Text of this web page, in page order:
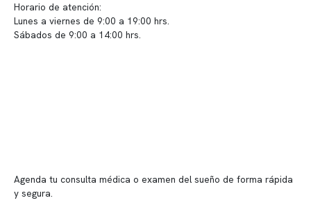
Horario de atención:
Lunes a viernes de 9:00 a 19:00 hrs.
Sábados de 9:00 a 14:00 hrs.
Agenda tu consulta médica o examen del sueño de forma rápida
y segura.